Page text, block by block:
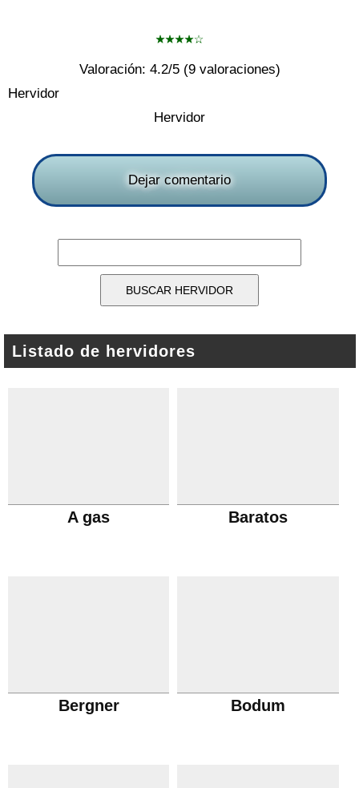
Valoración: 4.2/5 (9valoraciones)
Hervidor
Hervidor
Dejar comentario
Listado de hervidores
A gas Baratos
Bergner Bodum